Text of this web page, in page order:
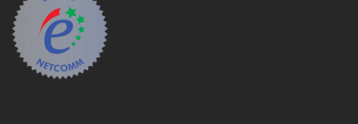
R
R.G.V.
Rato
Reber